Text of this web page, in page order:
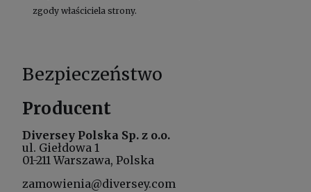
zgody właściciela strony.
Bezpieczeństwo
Producent
Diversey Polska Sp. z o.o.
ul. Giełdowa 1
01-211 Warszawa, Polska
zamowienia@diversey.com